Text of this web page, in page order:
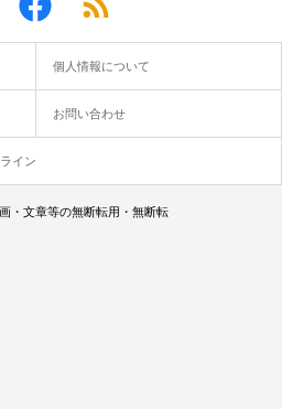
個人情報について
お問い合わせ
イン
・文章等の無断転用・無断転